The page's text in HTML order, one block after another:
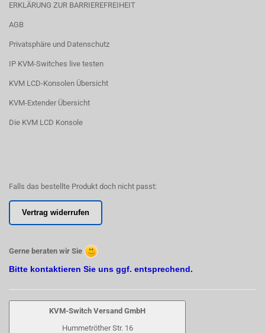
ERKLÄRUNG ZUR BARRIEREFREIHEIT
AGB
Privatsphäre und Datenschutz
IP KVM-Switches live testen
KVM LCD-Konsolen Übersicht
KVM-Extender Übersicht
Die KVM LCD Konsole
Falls das bestellte Produkt doch nicht passt:
Vertrag widerrufen
Gerne beraten wir Sie
Bitte kontaktieren Sie uns ggf. entsprechend.
KVM-Switch Versand GmbH
Hummetröther Str. 16